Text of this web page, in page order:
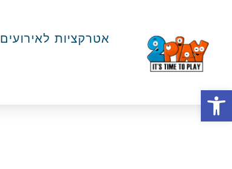
אטרקציות לאירועים
פתח סרגל נגישות